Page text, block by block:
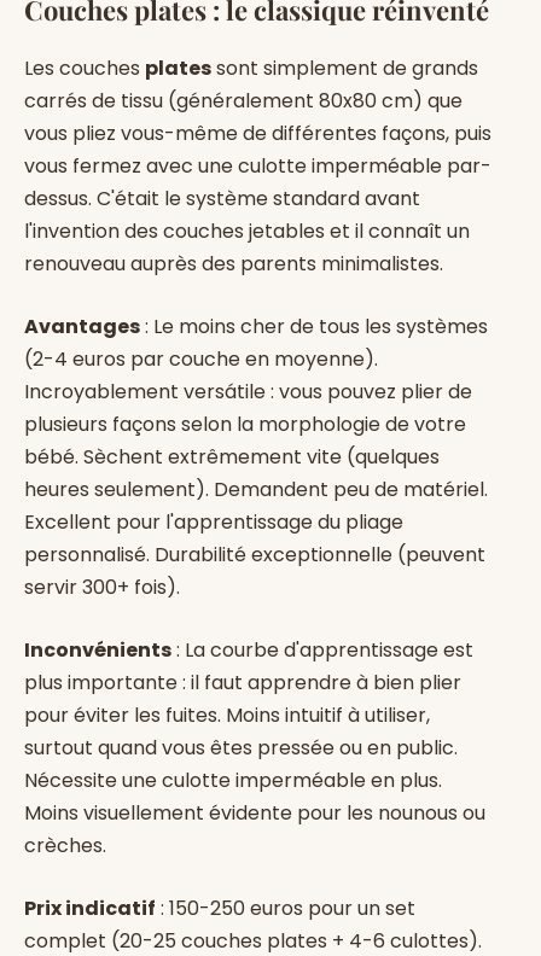
Couches plates : le classique réinventé
Les couches platessont simplement de grands
carrés de tissu (généralement 80x80 cm) que
vous pliez vous-même de différentes façons, puis
vous fermez avec une culotte imperméable par-
dessus. C'était le système standard avant
l'invention des couches jetables et il connaît un
renouveau auprès des parents minimalistes.
Avantages: Le moins cher de tous les systèmes
(2-4 euros par couche en moyenne).
Incroyablement versátile : vous pouvez plier de
plusieurs façons selon la morphologie de votre
bébé. Sèchent extrêmement vite (quelques
heures seulement). Demandent peu de matériel.
Excellent pour l'apprentissage du pliage
personnalisé. Durabilité exceptionnelle (peuvent
servir 300+ fois).
Inconvénients: La courbe d'apprentissage est
plus importante : il faut apprendre à bien plier
pour éviter les fuites. Moins intuitif à utiliser,
surtout quand vous êtes pressée ou en public.
Nécessite une culotte imperméable en plus.
Moins visuellement évidente pour les nounous ou
crèches.
Prix indicatif : 150-250 euros pour un set
complet (20-25 couches plates + 4-6 culottes).